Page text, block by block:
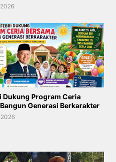
Dukung Program Ceria
Generasi Berkarakter